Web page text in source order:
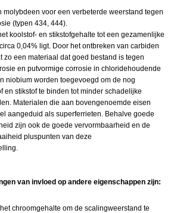
molybdeen voor een verbeterde weerstand tegen
(typen 434, 444).
koolstof- en stikstofgehalte tot een gezamenlijke
0,04% ligt. Door het ontbreken van carbiden
zo een materiaal dat goed bestand is tegen
en putvormige corrosie in chloridehoudende
niobium worden toegevoegd om de nog
en stikstof te binden tot minder schadelijke
Materialen die aan bovengenoemde eisen
aangeduid als superferrieten. Behalve goede
zijn ook de goede vervormbaarheid en de
pluspunten van deze
van invloed op andere eigenschappen zijn:
chroomgehalte om de scalingweerstand te